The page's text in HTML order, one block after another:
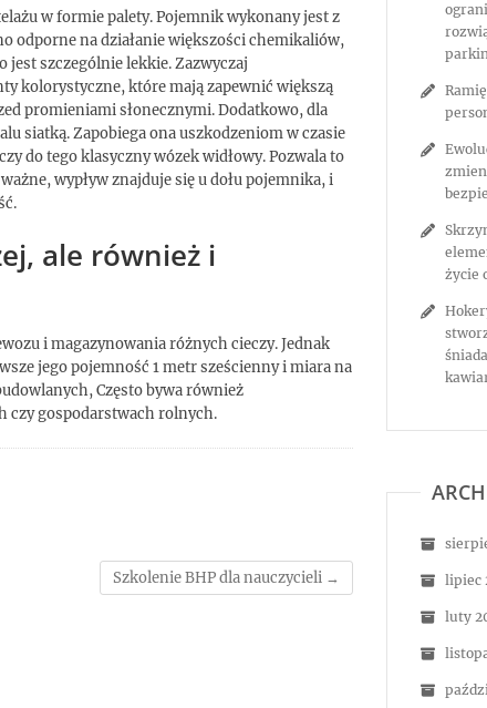
w formie palety. Pojemnik wykonany jest z
odporne na działanie większości chemikaliów,
szczególnie lekkie. Zazwyczaj
kolorystyczne, które mają zapewnić większą
promieniami słonecznymi. Dodatkowo, dla
siatką. Zapobiega ona uszkodzeniom w czasie
do tego klasyczny wózek widłowy. Pozwala to
wypływ znajduje się u dołu pojemnika, i
ale również i
i magazynowania różnych cieczy. Jednak
jego pojemność 1 metr sześcienny i miara na
Często bywa również
czy gospodarstwach rolnych.
Szkolenie BHP dla nauczycieli →
życie
lipiec
luty